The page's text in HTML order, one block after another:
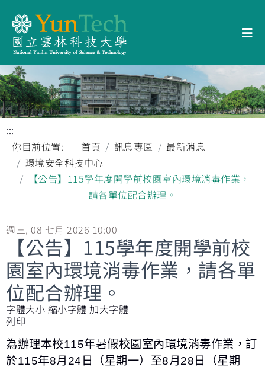
:::
你目前位置:
首頁 訊息專區
最新消息
環境安全科技中心
【公告】115學年度開學前校園室內環境消毒作業，
請各單位配合辦理。
週三, 08 七月 2026 10:00
【公告】115學年度開學前校
園室內環境消毒作業，請各單
位配合辦理。
字體大小 縮小字體 加大字體
列印
為辦理本校115年暑假校園室內環境消毒作業，訂
於115年8月24日（星期一）至8月28日（星期